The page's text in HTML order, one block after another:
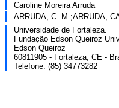
Caroline Moreira Arruda
ARRUDA, C. M.;ARRUDA,
Universidade de Fortaleza.
Fundação Edson Queiroz
Edson Queiroz
60811905 - Fortaleza, CE -
Telefone: (85) 34773282